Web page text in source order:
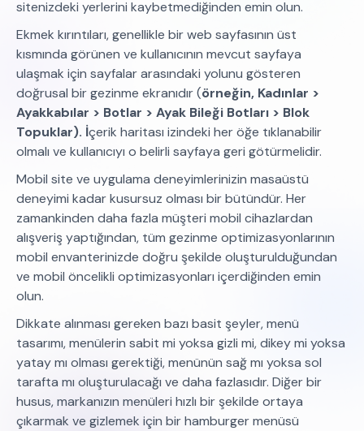
sitenizdeki yerlerini kaybetmediğinden emin olun.
Ekmek kırıntıları, genellikle bir web sayfasının üst
kısmında görünen ve kullanıcının mevcut sayfaya
ulaşmak için sayfalar arasındaki yolunu gösteren
doğrusal bir gezinme ekranıdır (örneğin, Kadınlar >
Ayakkabılar > Botlar > Ayak Bileği Botları > Blok
Topuklar). İçerik haritası izindeki her öğe tıklanabilir
olmalı ve kullanıcıyı o belirli sayfaya geri götürmelidir.
Mobil site ve uygulama deneyimlerinizin masaüstü
deneyimi kadar kusursuz olması bir bütündür. Her
zamankinden daha fazla müşteri mobil cihazlardan
alışveriş yaptığından, tüm gezinme optimizasyonlarının
mobil envanterinizde doğru şekilde oluşturulduğundan
ve mobil öncelikli optimizasyonları içerdiğinden emin
olun.
Dikkate alınması gereken bazı basit şeyler, menü
tasarımı, menülerin sabit mi yoksa gizli mi, dikey mi yoksa
yatay mı olması gerektiği, menünün sağ mı yoksa sol
tarafta mı oluşturulacağı ve daha fazlasıdır. Diğer bir
husus, markanızın menüleri hızlı bir şekilde ortaya
çıkarmak ve gizlemek için bir hamburger menüsü